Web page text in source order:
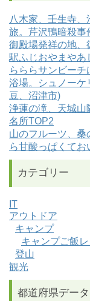
八木家、壬生寺
旅。芹沢鴨暗殺事
御殿場発祥の地、
駅ふじおやまやあ
らららサンビー
浴場。シュノーケ
豆、沼津市)
浄蓮の滝、天城山
名所TOP2
山のフルーツ、桑
ら甘酸っぱくてお
カテゴリー
IT
アウトドア
キャンプ
キャンプご飯
登山
観光
都道府県データ